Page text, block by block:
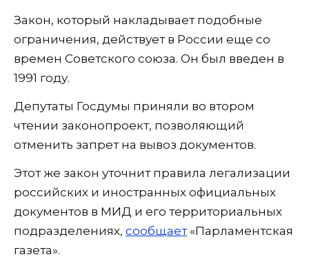
Закон, который накладывает подобные
ограничения, действует в России еще со
времен Советского союза. Он был введен в
1991 году.
Депутаты Госдумы приняли во втором
чтении законопроект, позволяющий
отменить запрет на вывоз документов.
Этот же закон уточнит правила легализации
российских и иностранных официальных
документов в МИД и его территориальных
подразделениях, сообщает«Парламентская
газета».